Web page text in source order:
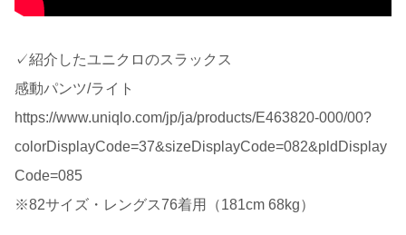
✓紹介したユニクロのスラックス
感動パンツ/ライト
https://www.uniqlo.com/jp/ja/products/E463820-000/00?
colorDisplayCode=37&sizeDisplayCode=082&pldDisplay
Code=085
※82サイズ・レングス76着用（181cm 68kg）